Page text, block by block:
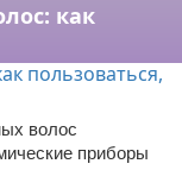
как
волос
приборы